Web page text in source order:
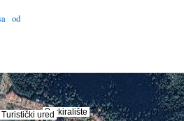
od
Turistički uredParkiralište
Turistički uredParkiralište